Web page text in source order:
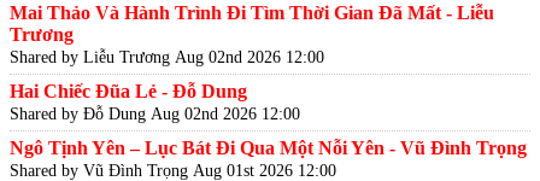
Mai Thảo Và Hành Trình Đi Tìm Thời Gian Đã Mất - Liễu
Trương
Shared by Liễu Trương Aug 02nd 2026 12:00
Hai Chiếc Đũa Lẻ - Đỗ Dung
Shared by Đỗ Dung Aug 02nd 2026 12:00
Ngô Tịnh Yên – Lục Bát Đi Qua Một Nỗi Yên - Vũ Đình Trọng
Shared by Vũ Đình Trọng Aug 01st 2026 12:00